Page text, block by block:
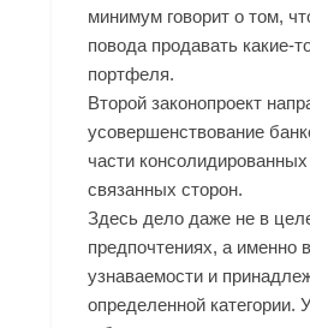
минимум говорит о том,
повода продавать какие-
портфеля.
Второй законопроект
усовершенствование
части
связанных сторон.
Здесь дело даже не в
предпочтениях, а именно
узнаваемости и
определенной